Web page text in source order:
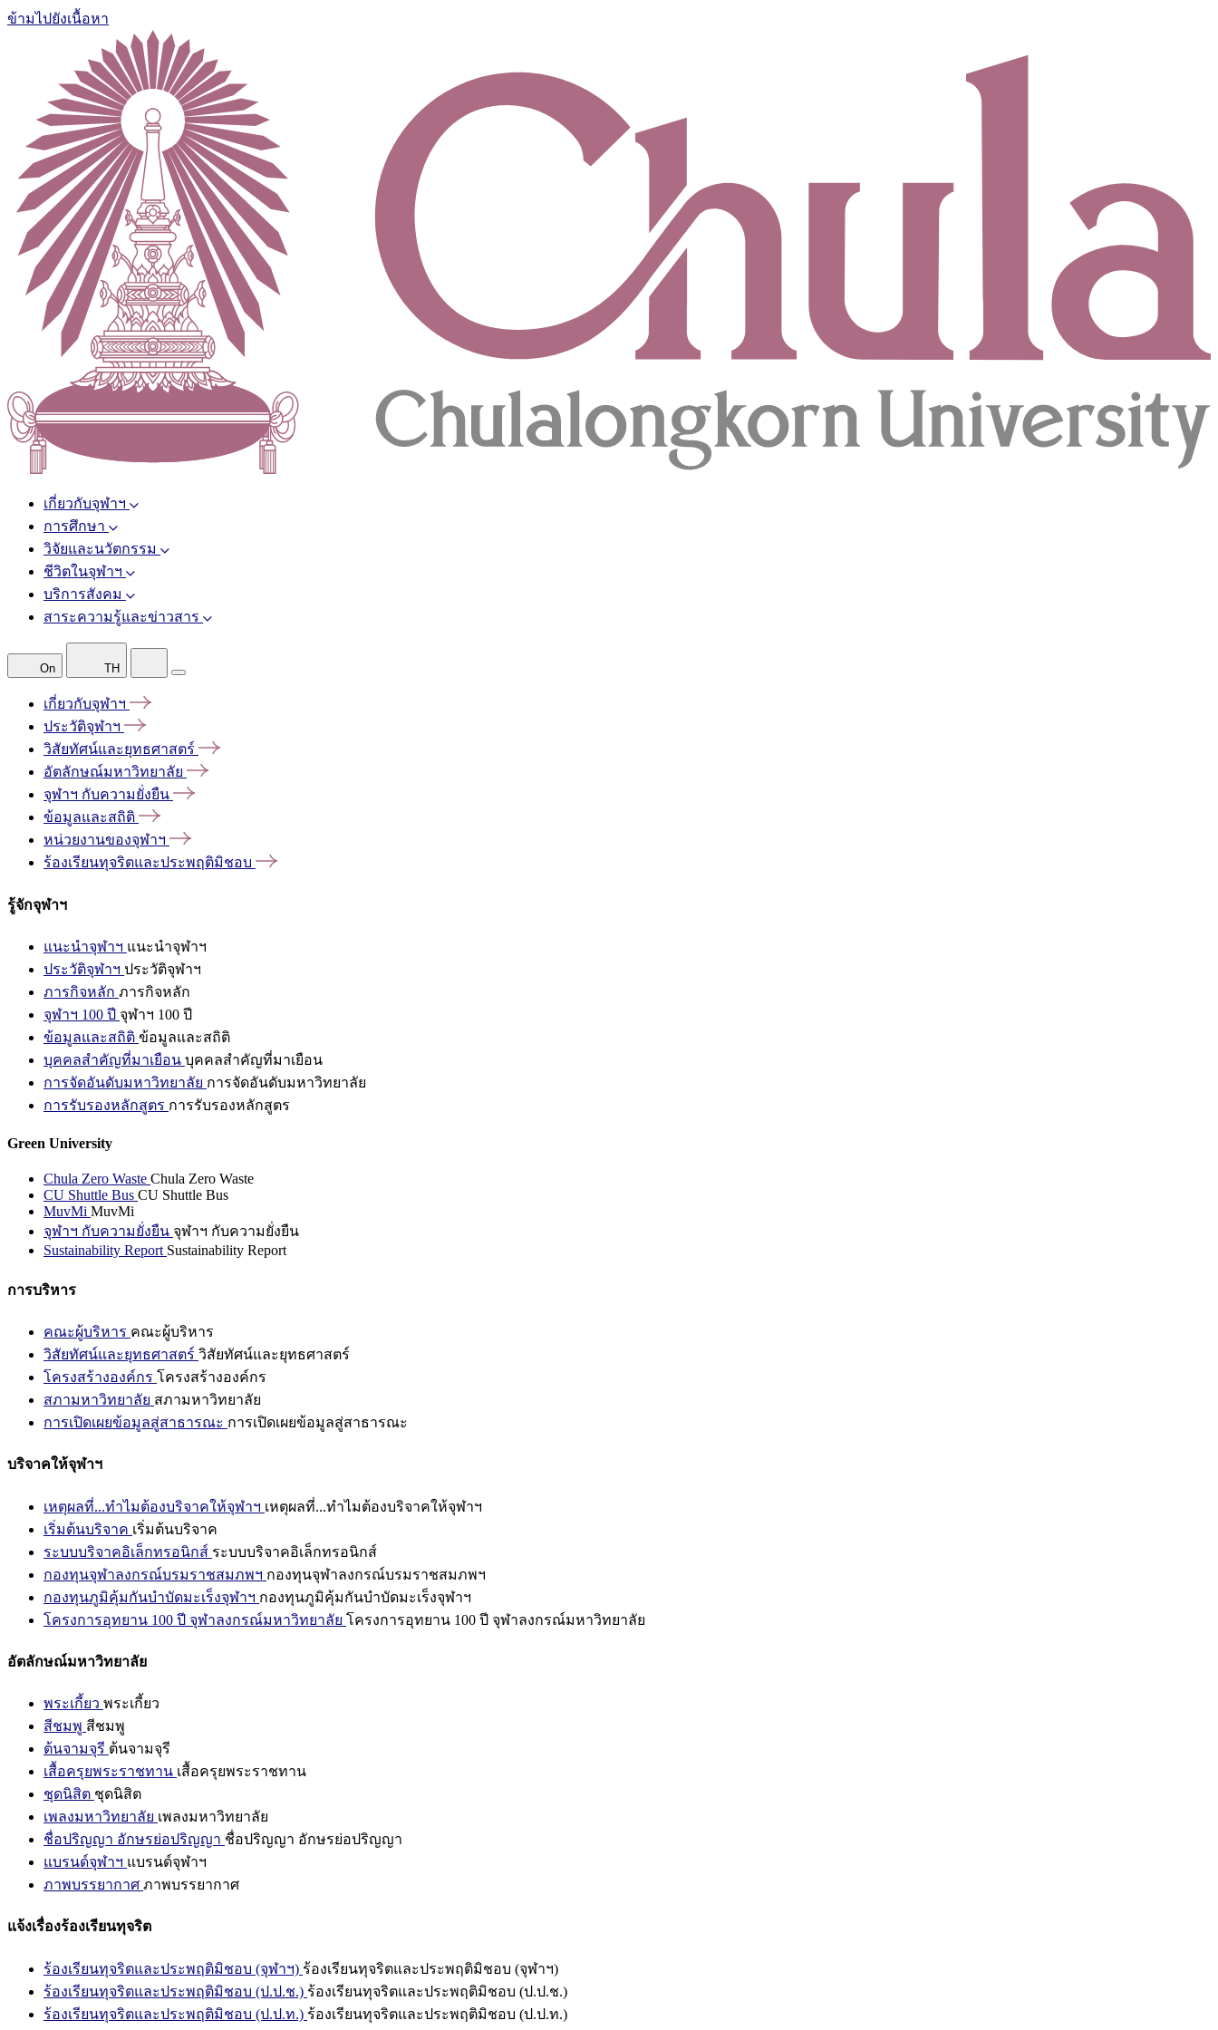
ข้ามไปยังเนื้อหา
เกี่ยวกับจุฬาฯ
การศึกษา
วิจัยและนวัตกรรม
ชีวิตในจุฬาฯ
บริการสังคม
สาระความรู้และข่าวสาร
On TH
เกี่ยวกับจุฬาฯ
ประวัติจุฬาฯ
วิสัยทัศน์และยุทธศาสตร์
อัตลักษณ์มหาวิทยาลัย
จุฬาฯ กับความยั่งยืน
ข้อมูลและสถิติ
หน่วยงานของจุฬาฯ
ร้องเรียนทุจริตและประพฤติมิชอบ
รู้จักจุฬาฯ
แนะนำจุฬาฯ แนะนำจุฬาฯ
ประวัติจุฬาฯ ประวัติจุฬาฯ
ภารกิจหลัก ภารกิจหลัก
จุฬาฯ 100 ปี จุฬาฯ 100 ปี
ข้อมูลและสถิติ ข้อมูลและสถิติ
บุคคลสำคัญที่มาเยือน บุคคลสำคัญที่มาเยือน
การจัดอันดับมหาวิทยาลัย การจัดอันดับมหาวิทยาลัย
การรับรองหลักสูตร การรับรองหลักสูตร
Green University
Chula Zero Waste Chula Zero Waste
CU Shuttle Bus CU Shuttle Bus
MuvMi MuvMi
จุฬาฯ กับความยั่งยืน จุฬาฯ กับความยั่งยืน
Sustainability Report Sustainability Report
การบริหาร
คณะผู้บริหาร คณะผู้บริหาร
วิสัยทัศน์และยุทธศาสตร์ วิสัยทัศน์และยุทธศาสตร์
โครงสร้างองค์กร โครงสร้างองค์กร
สภามหาวิทยาลัย สภามหาวิทยาลัย
การเปิดเผยข้อมูลสู่สาธารณะ การเปิดเผยข้อมูลสู่สาธารณะ
บริจาคให้จุฬาฯ
เหตุผลที่...ทำไมต้องบริจาคให้จุฬาฯ เหตุผลที่...ทำไมต้องบริจาคให้จุฬาฯ
เริ่มต้นบริจาค เริ่มต้นบริจาค
ระบบบริจาคอิเล็กทรอนิกส์ ระบบบริจาคอิเล็กทรอนิกส์
กองทุนจุฬาลงกรณ์บรมราชสมภพฯ กองทุนจุฬาลงกรณ์บรมราชสมภพฯ
กองทุนภูมิคุ้มกันบำบัดมะเร็งจุฬาฯ กองทุนภูมิคุ้มกันบำบัดมะเร็งจุฬาฯ
โครงการอุทยาน 100 ปี จุฬาลงกรณ์มหาวิทยาลัย โครงการอุทยาน 100 ปี จุฬาลงกรณ์มหาวิทยาลัย
อัตลักษณ์มหาวิทยาลัย
พระเกี้ยว พระเกี้ยว
สีชมพู สีชมพู
ต้นจามจุรี ต้นจามจุรี
เสื้อครุยพระราชทาน เสื้อครุยพระราชทาน
ชุดนิสิต ชุดนิสิต
เพลงมหาวิทยาลัย เพลงมหาวิทยาลัย
ชื่อปริญญา อักษรย่อปริญญา ชื่อปริญญา อักษรย่อปริญญา
แบรนด์จุฬาฯ แบรนด์จุฬาฯ
ภาพบรรยากาศ ภาพบรรยากาศ
แจ้งเรื่องร้องเรียนทุจริต
ร้องเรียนทุจริตและประพฤติมิชอบ (จุฬาฯ) ร้องเรียนทุจริตและประพฤติมิชอบ (จุฬาฯ)
ร้องเรียนทุจริตและประพฤติมิชอบ (ป.ป.ช.) ร้องเรียนทุจริตและประพฤติมิชอบ (ป.ป.ช.)
ร้องเรียนทุจริตและประพฤติมิชอบ (ป.ป.ท.) ร้องเรียนทุจริตและประพฤติมิชอบ (ป.ป.ท.)